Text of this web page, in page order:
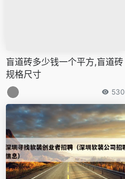
盲道砖多少钱一个平方,盲道砖
规格尺寸
530